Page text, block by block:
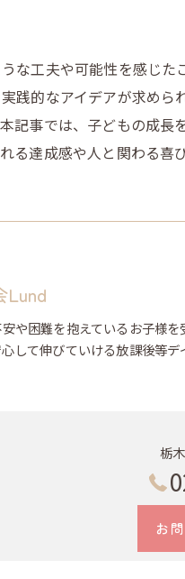
な工夫や可能性を感じ
践的なアイデアが求め
記事では、子どもの成
る達成感や人と関わる喜
Lund
や困難を抱えているお子様
して伸びていける放課後等デ
栃
お